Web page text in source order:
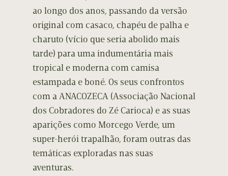
ao longo dos anos, passando da versão
original com casaco, chapéu de palha e
charuto (vício que seria abolido mais
tarde) para uma indumentária mais
tropical e moderna com camisa
estampada e boné. Os seus confrontos
com a ANACOZECA (Associação Nacional
dos Cobradores do Zé Carioca) e as suas
aparições como Morcego Verde, um
super-herói trapalhão, foram outras das
temáticas exploradas nas suas
aventuras.